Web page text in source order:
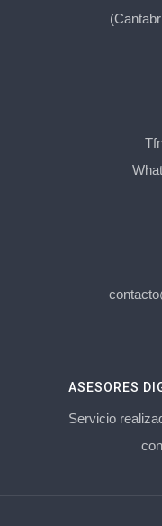
ASESORES
Servicio